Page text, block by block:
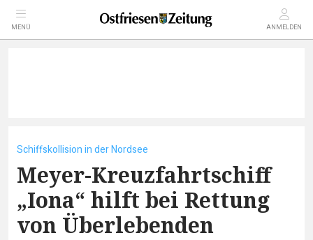
MENÜ ANMELDEN
Schiffskollision in der Nordsee
Meyer-Kreuzfahrtschiff
„Iona“ hilft bei Rettung
von Überlebenden